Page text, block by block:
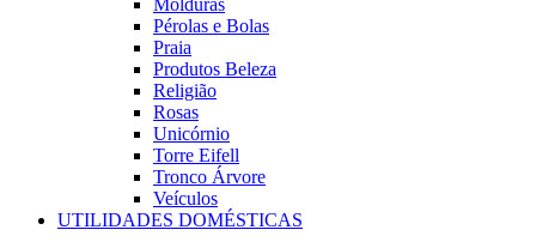
Pérolas e Bolas
Praia
Produtos Beleza
Religião
Rosas
Unicórnio
Torre Eifell
Tronco Árvore
Veículos
UTILIDADES DOMÉSTICAS